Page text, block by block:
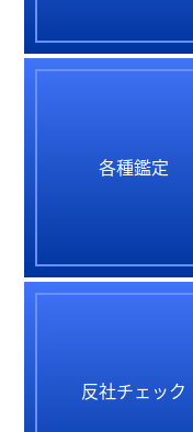
各種鑑定
反社チェック